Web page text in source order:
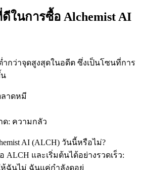
ในการซื้อ Alchemist AI
ำกว่าจุดสูงสุดในอดีต ซึ่งเป็นโซนที่การ
ลาดหมี
ด: ความกลัว
AI (ALCH) วันนี้หรือไม่?
และเริ่มต้นได้อย่างรวดเร็ว:
ห้ฉันไม่ ฉันแค่กำลังดูอยู่